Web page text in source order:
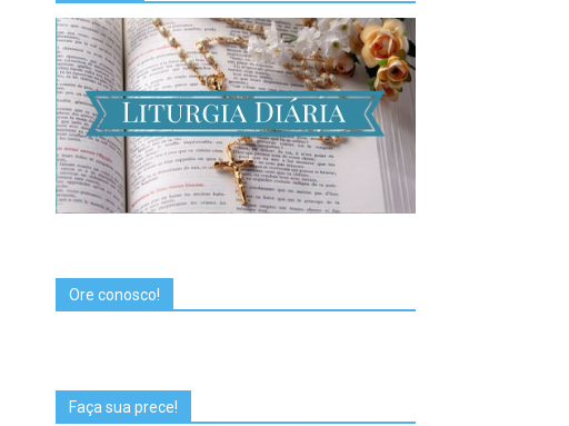
Ore conosco!
Faça sua prece!